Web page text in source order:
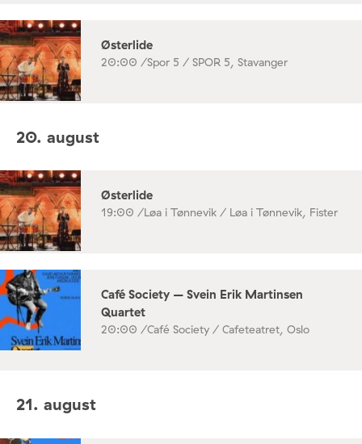
Østerlide
20:00 /Spor 5 / SPOR 5, Stavanger
20. august
Østerlide
19:00 /Løa i Tønnevik / Løa i Tønnevik, Fister
Café Society – Svein Erik Martinsen
Quartet
20:00 /Café Society / Cafeteatret, Oslo
21. august